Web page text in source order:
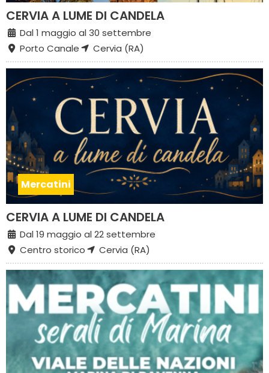
CERVIA A LUME DI CANDELA
Dal 1 maggio al 30 settembre
Porto Canale
Cervia (RA)
Mercatini
CERVIA A LUME DI CANDELA
Dal 19 maggio al 22 settembre
Centro storico
Cervia (RA)